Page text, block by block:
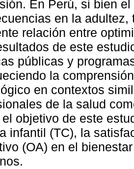
En Perú, si bien
en la
relación entre
de este
públicas y
la
en contextos
de la salud
objetivo de este
infantil (TC), la
(OA) en el